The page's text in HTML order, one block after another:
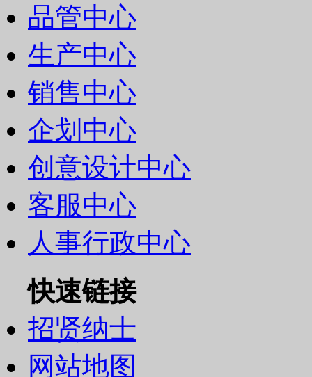
品管中心
生产中心
销售中心
企划中心
创意设计中心
客服中心
人事行政中心
快速链接
招贤纳士
网站地图